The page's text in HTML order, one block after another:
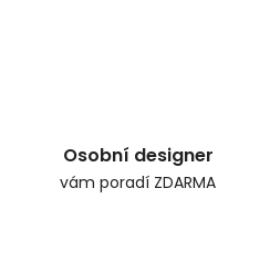
Osobní designer
vám poradí ZDARMA